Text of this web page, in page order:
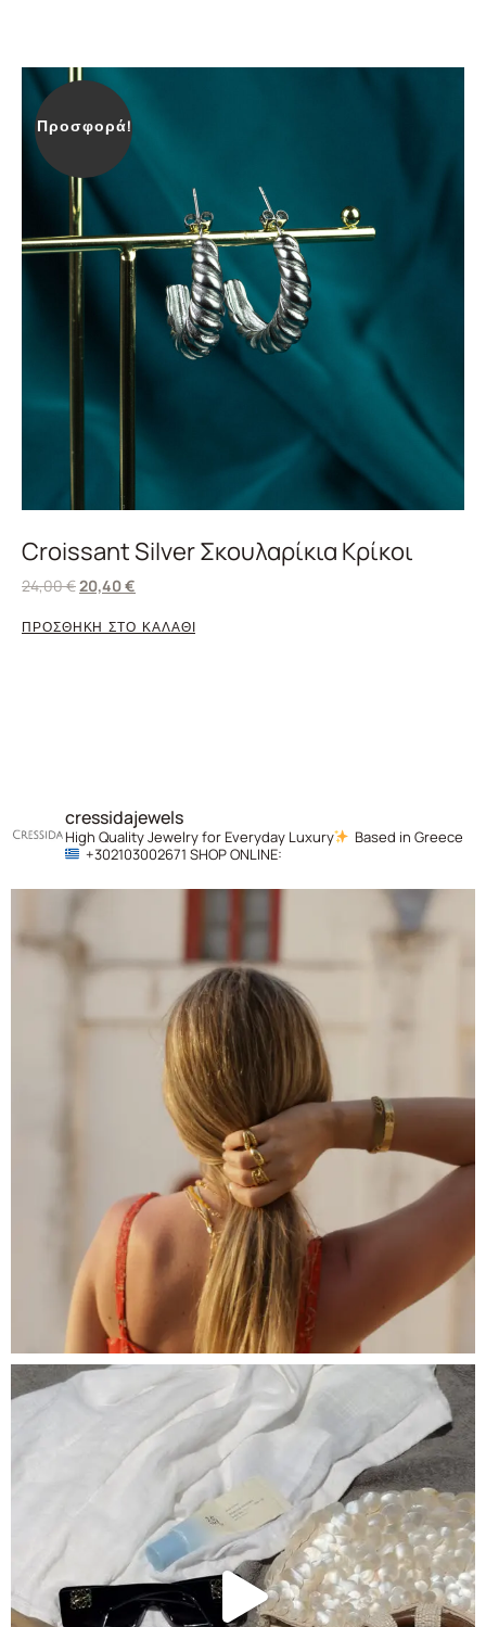
Προσφορά!
Croissant Silver Σκουλαρίκια Κρίκοι
24,00€20,40€
ΠΡΟΣΘΗΚΗ ΣΤΟ ΚΑΛΑΘΙ
cressidajewels
High Quality Jewelry for Everyday Luxury
Based in Greece
+302103002671 SHOP ONLINE: